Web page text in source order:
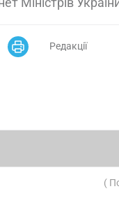
Редакції
(